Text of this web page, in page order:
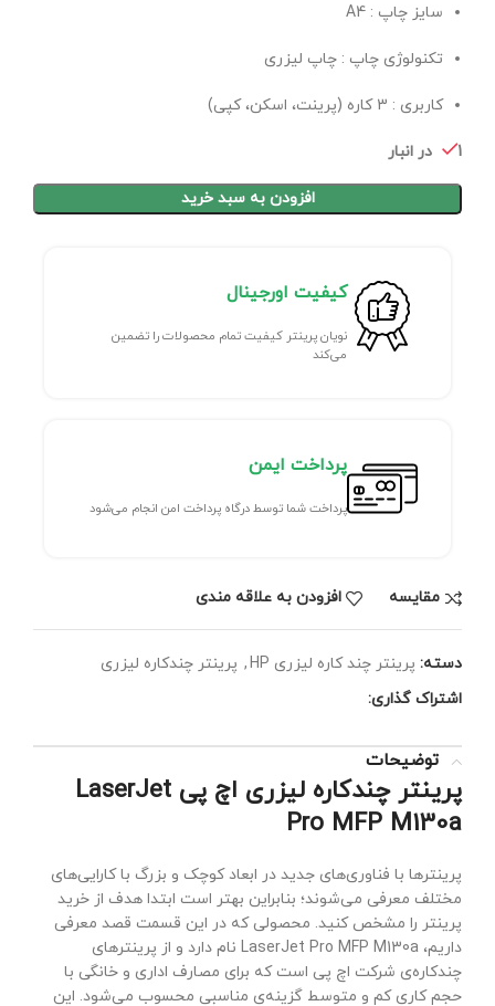
سایز چاپ : A4
تکنولوژی چاپ : چاپ لیزری
کاربری : 3 کاره (پرینت، اسکن، کپی)
1 در انبار
افزودن به سبد خرید
کیفیت اورجینال
نویان پرینتر کیفیت تمام محصولات را تضمین
می‌کند
پرداخت ایمن
پرداخت شما توسط درگاه پرداخت امن انجام می‌شود
مقايسه افزودن به علاقه مندی
دسته: پرینتر چند کاره لیزری HP , پرینتر چندکاره لیزری
اشتراک گذاری:
توضیحات
پرینتر چندکاره لیزری اچ پی LaserJet
Pro MFP M130a
پرینترها با فناوری‌های جدید در ابعاد کوچک و بزرگ با کارایی‌های
مختلف معرفی می‌شوند؛ بنابراین بهتر است ابتدا هدف از خرید
پرینتر را مشخص کنید. محصولی که در این قسمت قصد معرفی
داریم، LaserJet Pro MFP M130a نام دارد و از پرینترهای
چندکاره‌ی شرکت اچ پی است که برای مصارف اداری و خانگی با
حجم کاری کم و متوسط گزینه‌ی مناسبی محسوب می‌شود. این